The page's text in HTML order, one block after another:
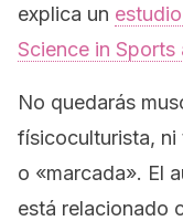
explica un
Science in Sports
No quedarás
físicoculturista,
o «marcada». El
está relacionado